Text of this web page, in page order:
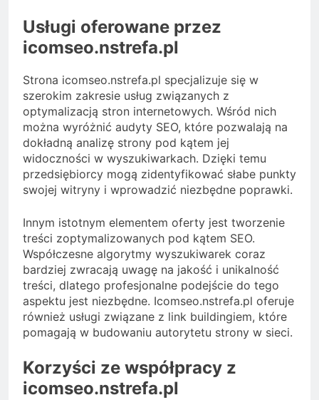
Usługi oferowane przez
icomseo.nstrefa.pl
Strona icomseo.nstrefa.pl specjalizuje się w
szerokim zakresie usług związanych z
optymalizacją stron internetowych. Wśród nich
można wyróżnić audyty SEO, które pozwalają na
dokładną analizę strony pod kątem jej
widoczności w wyszukiwarkach. Dzięki temu
przedsiębiorcy mogą zidentyfikować słabe punkty
swojej witryny i wprowadzić niezbędne poprawki.
Innym istotnym elementem oferty jest tworzenie
treści zoptymalizowanych pod kątem SEO.
Współczesne algorytmy wyszukiwarek coraz
bardziej zwracają uwagę na jakość i unikalność
treści, dlatego profesjonalne podejście do tego
aspektu jest niezbędne. Icomseo.nstrefa.pl oferuje
również usługi związane z link buildingiem, które
pomagają w budowaniu autorytetu strony w sieci.
Korzyści ze współpracy z
icomseo.nstrefa.pl